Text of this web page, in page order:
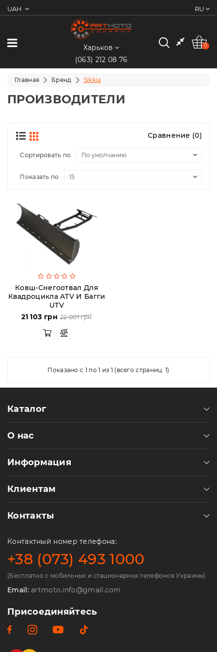
UAH RU
0
Категории
Мотоциклы
Квадроциклы
Мопеды
Электротранспорт
Экипировка
Запчасти
Аксессуары
Харьков
Пн-
Пт
-
19:00
Сб
-
19:00
выходной
Харьков
(063) 212 08 76
0
Главная Бренд Sikkia
ПРОИЗВОДИТЕЛИ
Сравнение (0)
Сортировать по
Показать по
Ковш-Снегоотвал Для
Квадроцикла ATV И Багги
UTV
21 103 грн 22 001 грн
Показано с 1 по 1 из 1 (всего страниц: 1)
Каталог
О нас
Информация
Клиентам
Контакты
Контактный номер телефона:
+38 (073) 493 1000
(Бесплатно с мобильных и стационарных телефонов Украины)
Email:artmoto.info@gmail.com
Присоединяйтесь